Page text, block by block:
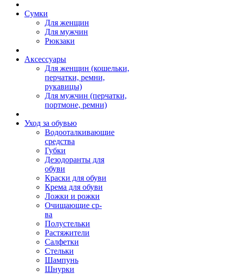
Сумки
Для женщин
Для мужчин
Рюкзаки
Аксессуары
Для женщин (кошельки,
перчатки, ремни,
рукавицы)
Для мужчин (перчатки,
портмоне, ремни)
Уход за обувью
Водооталкивающие
средства
Губки
Дезодоранты для
обуви
Краски для обуви
Крема для обуви
Ложки и рожки
Очищающие ср-
ва
Полустельки
Растяжители
Салфетки
Стельки
Шампунь
Шнурки